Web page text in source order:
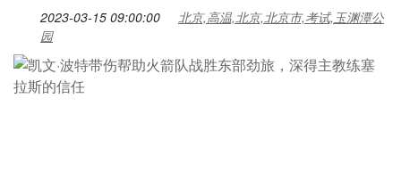
2023-03-15 09:00:00
北京,高温,北京,北京市,考试,玉渊潭公
园